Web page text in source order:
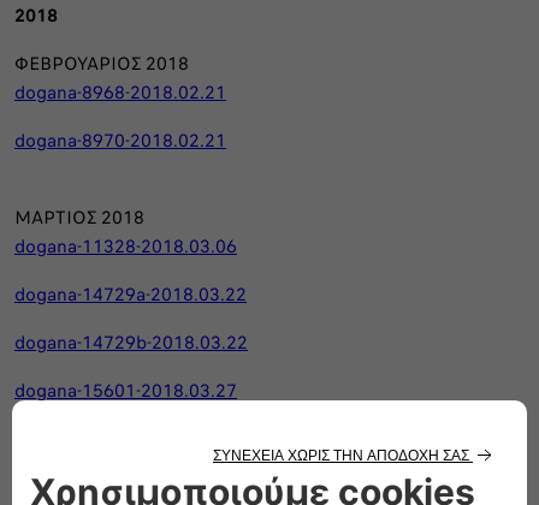
2018
ΦΕΒΡΟΥΑΡΙΟΣ 2018
dogana-8968-2018.02.21
dogana-8970-2018.02.21
ΜΑΡΤΙΟΣ 2018
dogana-11328-2018.03.06
dogana-14729a-2018.03.22
dogana-14729b-2018.03.22
dogana-15601-2018.03.27